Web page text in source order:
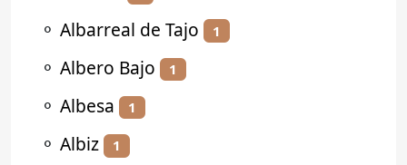
⚬ Albarreal de Tajo 1
⚬ Albero Bajo 1
⚬ Albesa 1
⚬ Albiz 1